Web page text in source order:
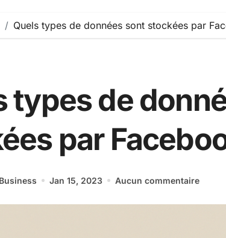
Quels types de données sont stockées par
types de
par
Jan 15, 2023 Aucun commentaire